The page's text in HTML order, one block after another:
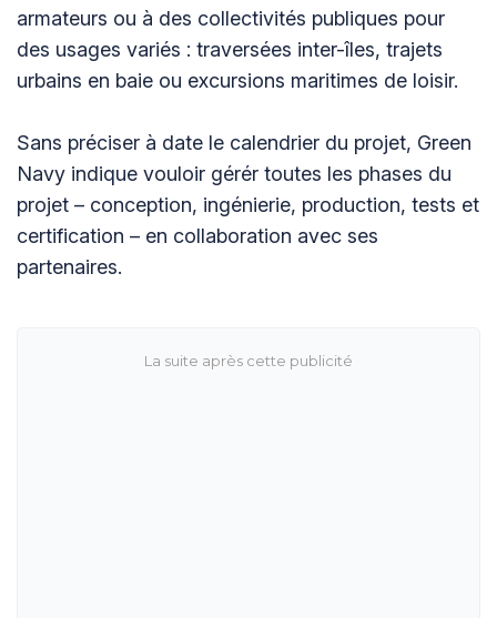
armateurs ou à des collectivités publiques pour
des usages variés : traversées inter-îles, trajets
urbains en baie ou excursions maritimes de loisir.
Sans préciser à date le calendrier du projet, Green
Navy indique vouloir gérér toutes les phases du
projet – conception, ingénierie, production, tests et
certification – en collaboration avec ses
partenaires.